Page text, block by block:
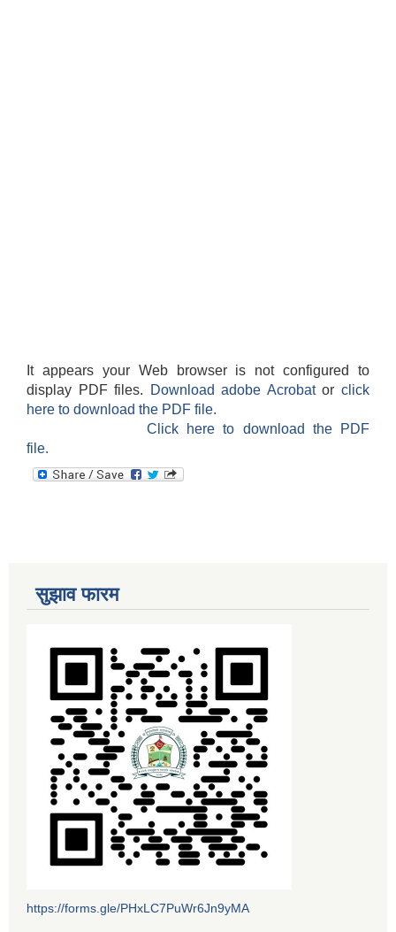
It appears your Web browser is not configured to
display PDF files.
Download adobe Acrobatorclick
here to download the PDF file.
Click here to download the PDF
file.
सुझाव फारम
https://forms.gle/PHxLC7PuWr6Jn9yMA